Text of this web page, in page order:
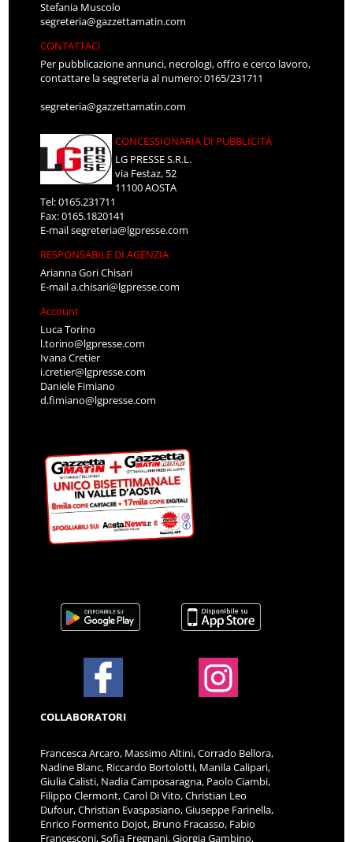
Stefania Muscolo
segreteria@gazzettamatin.com
CONTATTACI
Per pubblicazione annunci, necrologi, offro e cerco lavoro,
contattare la segreteria al numero: 0165/231711
segreteria@gazzettamatin.com
CONCESSIONARIA DI PUBBLICITÀ
LG PRESSE S.R.L.
via Festaz, 52
11100 AOSTA
Tel: 0165.231711
Fax: 0165.1820141
E-mailsegreteria@lgpresse.com
RESPONSABILE DI AGENZIA
Arianna Gori Chisari
E-maila.chisari@lgpresse.com
Account
Luca Torino
l.torino@lgpresse.com
Ivana Cretier
i.cretier@lgpresse.com
Daniele Fimiano
d.fimiano@lgpresse.com
COLLABORATORI
Francesca Arcaro, Massimo Altini, Corrado Bellora,
Nadine Blanc, Riccardo Bortolotti, Manila Calipari,
Giulia Calisti, Nadia Camposaragna, Paolo Ciambi,
Filippo Clermont, Carol Di Vito, Christian Leo
Dufour, Christian Evaspasiano, Giuseppe Farinella,
Enrico Formento Dojot, Bruno Fracasso, Fabio
Francesconi, Sofia Fregnani, Giorgia Gambino,